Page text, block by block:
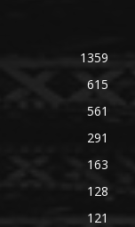
1359
615
561
291
163
128
121